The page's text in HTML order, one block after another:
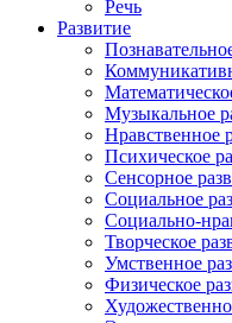
Речь
Развитие
Музыкальное
Нравственное
Психическое
Сенсорное
Социальное
Социально-
Творческое
Умственное
Физическое